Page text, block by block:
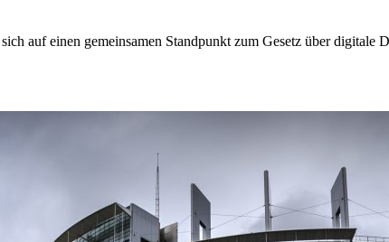
auf einen gemeinsamen Standpunkt zum Gesetz über